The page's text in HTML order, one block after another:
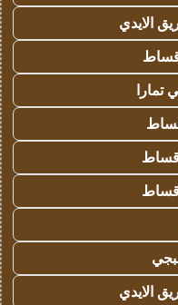
الايدي
تمارا
الايدي